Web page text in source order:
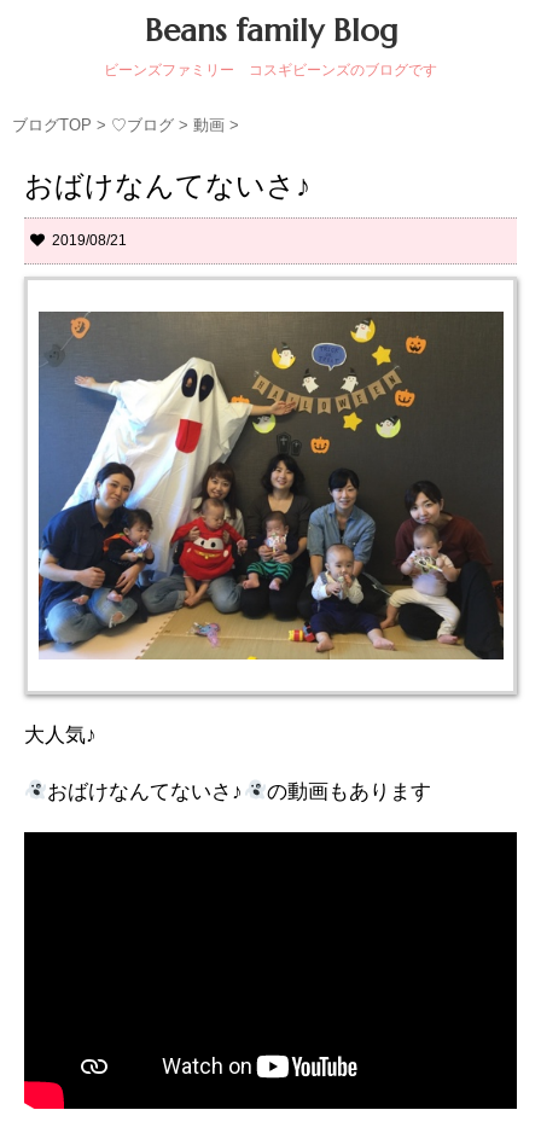
Beans family Blog
ビーンズファミリー コスギビーンズのブログです
ブログTOP > ♡ブログ > 動画 >
おばけなんてないさ♪
2019/08/21
大人気♪
おばけなんてないさ♪ の動画もあります